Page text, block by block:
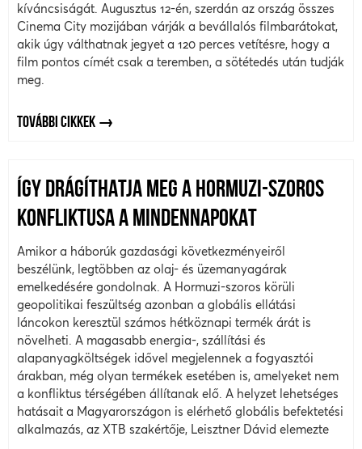
kíváncsiságát. Augusztus 12-én, szerdán az ország összes
Cinema City mozijában várják a bevállalós filmbarátokat,
akik úgy válthatnak jegyet a 120 perces vetítésre, hogy a
film pontos címét csak a teremben, a sötétedés után tudják
meg.
TOVÁBBI CIKKEK
ÍGY DRÁGÍTHATJA MEG A HORMUZI-SZOROS
KONFLIKTUSA A MINDENNAPOKAT
Amikor a háborúk gazdasági következményeiről
beszélünk, legtöbben az olaj- és üzemanyagárak
emelkedésére gondolnak. A Hormuzi-szoros körüli
geopolitikai feszültség azonban a globális ellátási
láncokon keresztül számos hétköznapi termék árát is
növelheti. A magasabb energia-, szállítási és
alapanyagköltségek idővel megjelennek a fogyasztói
árakban, még olyan termékek esetében is, amelyeket nem
a konfliktus térségében állítanak elő. A helyzet lehetséges
hatásait a Magyarországon is elérhető globális befektetési
alkalmazás, az XTB szakértője, Leisztner Dávid elemezte